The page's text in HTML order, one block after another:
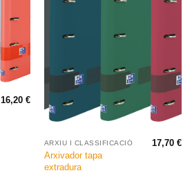
16,20€
ARXIU I CLASSIFICACIÓ
Arxivador tapa
extradura
17,70€